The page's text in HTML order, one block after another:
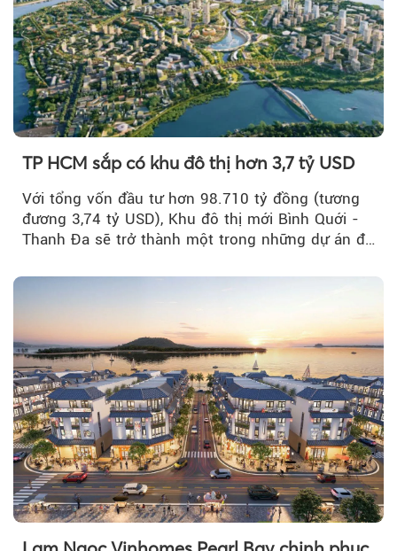
TP HCM sắp có khu đô thị hơn 3,7 tỷ USD
Với tổng vốn đầu tư hơn 98.710 tỷ đồng (tương
đương 3,74 tỷ USD), Khu đô thị mới Bình Quới -
Thanh Đa sẽ trở thành một trong những dự án đô